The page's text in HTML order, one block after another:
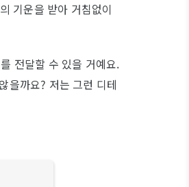
기운을 받아 거침없이
전달할 수 있을 거예요.
을까요? 저는 그런 디테